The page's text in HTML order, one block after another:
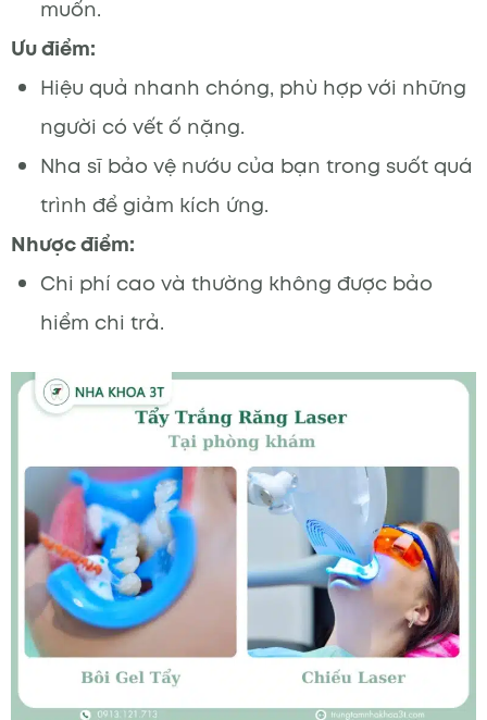
muốn.
Ưu điểm:
Hiệu quả nhanh chóng, phù hợp với những
người có vết ố nặng.
Nha sĩ bảo vệ nướu của bạn trong suốt quá
trình để giảm kích ứng.
Nhược điểm:
Chi phí cao và thường không được bảo
hiểm chi trả.